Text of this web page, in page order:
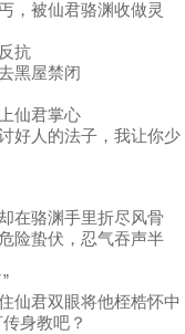
被仙君骆渊收做灵
抗
黑屋禁闭
仙君掌心
好人的法子，我让你少
骆渊手里折尽风骨
蛰伏，忍气吞声半
君双眼将他桎梏怀中
身教吧？